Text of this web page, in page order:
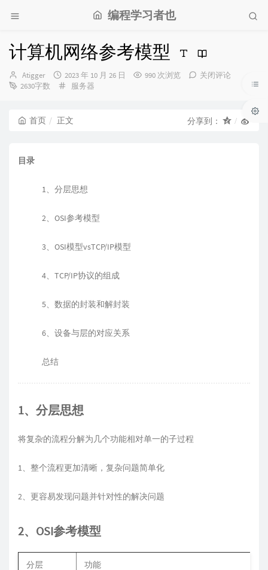
编程学习者也
计算机网络参考模型
博
主：
Atigger
发
布
2023 年 10 月 26 日 990 次浏览
关闭评论
2630字数
分
服务器
首页 正文 分享到：
目录
1、分层思想
2、OSI参考模型
3、OSI模型vsTCP/IP模型
4、TCP/IP协议的组成
5、数据的封装和解封装
6、设备与层的对应关系
总结
1、分层思想
将复杂的流程分解为几个功能相对单一的子过程
1、整个流程更加清晰，复杂问题简单化
2、更容易发现问题并针对性的解决问题
2、OSI参考模型
分层 功能